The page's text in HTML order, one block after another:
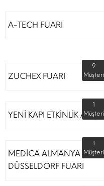
A-TECH FUARI
ZUCHEX FUARI
9
Müşteri
YENİ KAPI ETKİNLİK ALANI
1
Müşteri
MEDİCA ALMANYA
DÜSSELDORF FUARI
1
Müşteri